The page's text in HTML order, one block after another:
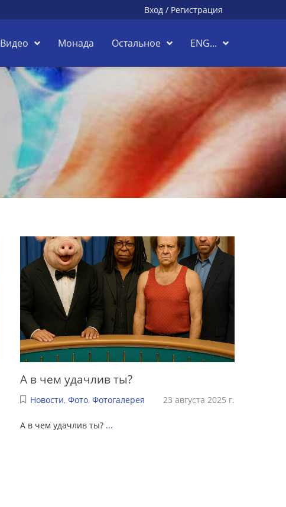
Вход / Регистрация
Видео Монада Остальное ENG...
А в чем удачлив ты?
Новости,Фото,Фотогалерея 23 августа 2025 г.
А в чем удачлив ты? ...